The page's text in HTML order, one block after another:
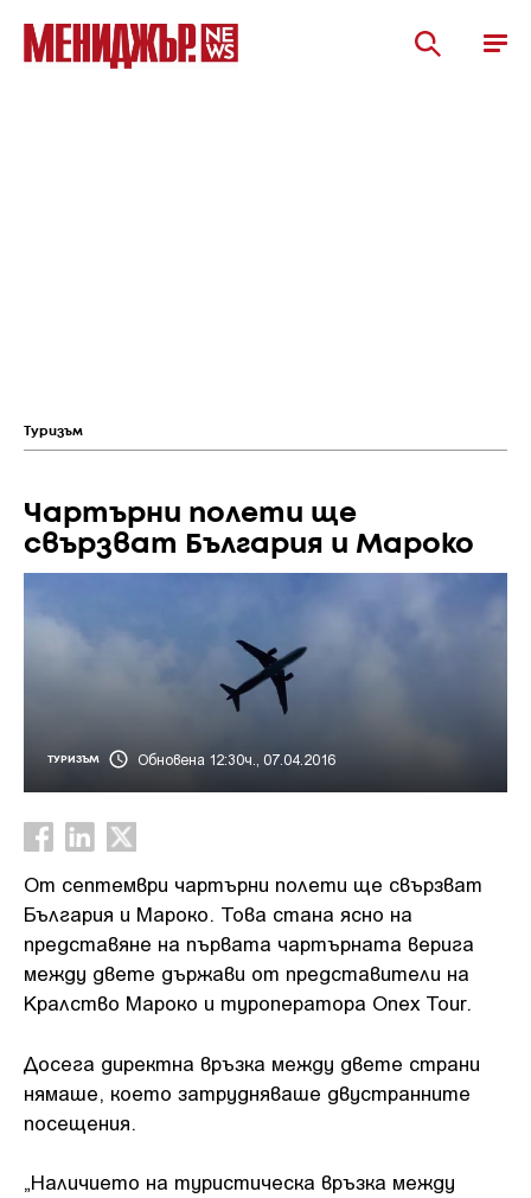
Туризъм
Чартърни полети ще
свързват България и Мароко
ТУРИЗЪМ Обновена 12:30ч., 07.04.2016
От септември чартърни полети ще свързват
България и Мароко. Това стана ясно на
представяне на първата чартърната верига
между двете държави от представители на
Кралство Мароко и туроператора Onex Tour.
Досега директна връзка между двете страни
нямаше, което затрудняваше двустранните
посещения.
„Наличието на туристическа връзка между